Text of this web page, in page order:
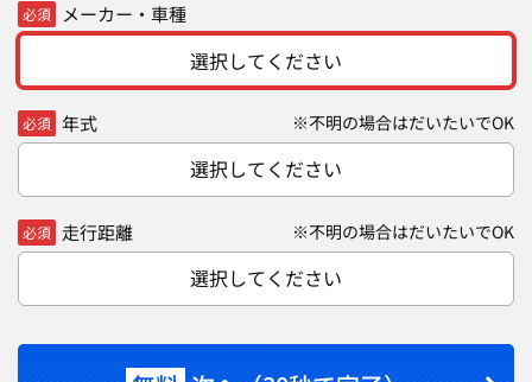
必須 メーカー・車種
選択してください
必須 年式 ※不明の場合はだいたいでOK
選択してください
必須 走行距離 ※不明の場合はだいたいでOK
選択してください